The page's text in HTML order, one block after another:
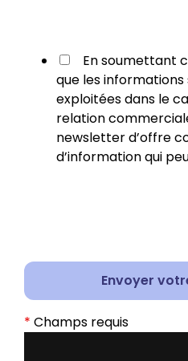
En soumettant
que les informations
exploitées dans le
relation
newsletter d’offre
d’information qui
* Champs requis